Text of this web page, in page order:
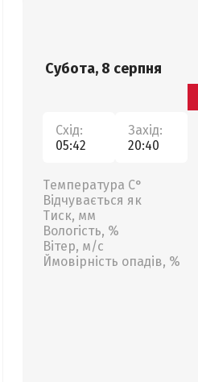
Субота, 8 серпня
Схід:
05:42
Захід:
20:40
Температура С°
Відчувається як
Тиск, мм
Вологість, %
Вітер, м/с
Ймовірність опадів, %